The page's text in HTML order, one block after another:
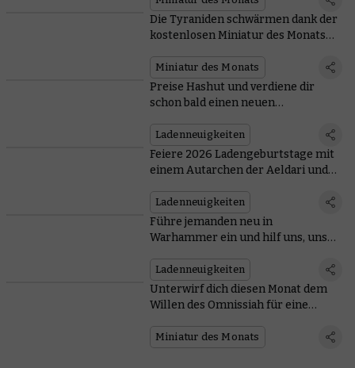
Die Tyraniden schwärmen dank der
kostenlosen Miniatur des Monats
mit Stählernen Sternen
Miniatur des Monats
Preise Hashut und verdiene dir
schon bald einen neuen
deinem Warhammer-Laden
einkaufst
Ladenneuigkeiten
Feiere 2026 Ladengeburtstage mit
einem Autarchen der Aeldari und
Ladenneuigkeiten
Führe jemanden neu in
Warhammer ein und hilf uns, unser
Miniaturen in 2026 zu erreichen
Ladenneuigkeiten
Unterwirf dich diesen Monat dem
Willen des Omnissiah für eine
ganz heimlich eine Deathwatch-
Miniatur des Monats